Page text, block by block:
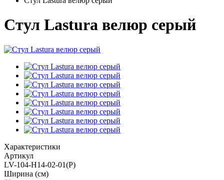
Стул Lastura велюр серый
Характеристики
Артикул
LV-104-H14-02-01(P)
Ширина (см)